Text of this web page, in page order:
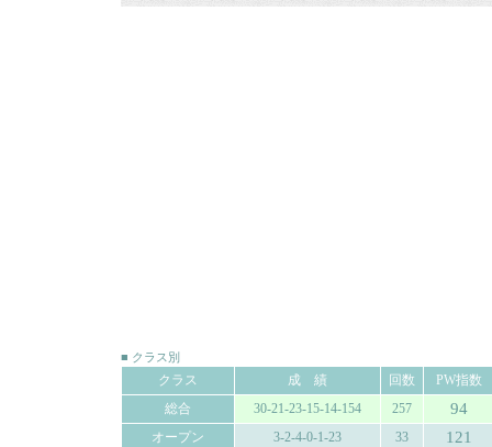
■ クラス別
クラス 成 績 回数
PW指数
総合
30-21-23-15-14-154 257 94
オープン 3-2-4-0-1-23 33 121